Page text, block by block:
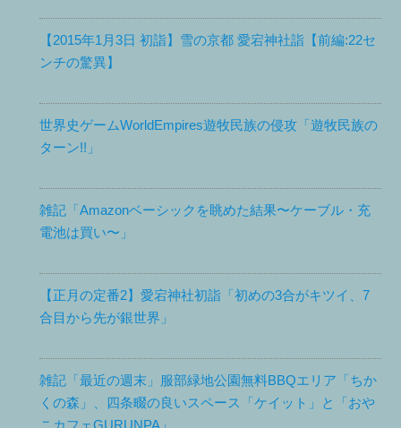
【2015年1月3日 初詣】雪の京都 愛宕神社詣【前編:22セ
ンチの驚異】
世界史ゲームWorldEmpires遊牧民族の侵攻「遊牧民族の
ターン!!」
雑記「Amazonベーシックを眺めた結果〜ケーブル・充
電池は買い〜」
【正月の定番2】愛宕神社初詣「初めの3合がキツイ、7
合目から先が銀世界」
雑記「最近の週末」服部緑地公園無料BBQエリア「ちか
くの森」、四条畷の良いスペース「ケイット」と「おや
こカフェGURUNPA」